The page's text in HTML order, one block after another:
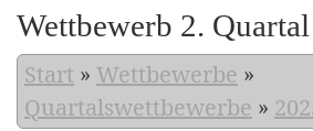
Wettbewerb 2.
Start » Wettbewerbe »
Quartalswettbewerbe »